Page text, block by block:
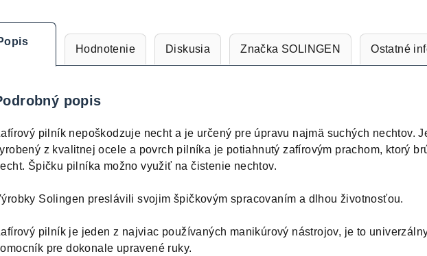
Hodnotenie Diskusia Značka SOLINGEN Ostatné
popis
pilník nepoškodzuje necht a je určený pre úpravu najmä suchých nechtov.
z kvalitnej ocele a povrch pilníka je potiahnutý zafírovým prachom, ktorý
Špičku pilníka možno využiť na čistenie nechtov.
Solingen preslávili svojim špičkovým spracovaním a dlhou životnosťou.
pilník je jeden z najviac používaných manikúrový nástrojov, je to
pre dokonale upravené ruky.